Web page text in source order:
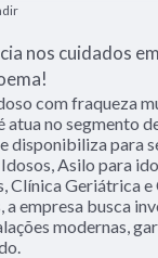
nos cuidados
com fraqueza
no segmento
disponibiliza para
Asilo para
Clínica Geriátrica e
a empresa busca
modernas,